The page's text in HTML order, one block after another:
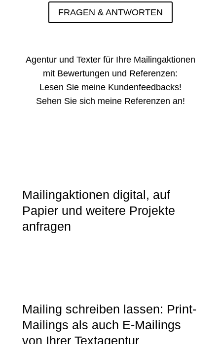
FRAGEN & ANTWORTEN
Agentur und Texter für Ihre Mailingaktionen
mit Bewertungen und Referenzen:
Lesen Sie meine Kundenfeedbacks!
Sehen Sie sich meine Referenzen an!
Mailingaktionen digital, auf
Papier und weitere Projekte
anfragen
Mailing schreiben lassen: Print-
Mailings als auch E-Mailings
von Ihrer Textagentur